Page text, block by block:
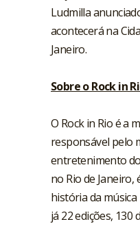
Ludmilla
acontecerá na
Janeiro.
Sobre o Rock in
O Rock in Rio é a
responsável pelo
entretenimento
no Rio de
história da
já 22 edições, 130